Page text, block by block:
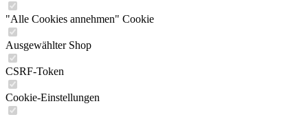
"Alle Cookies annehmen" Cookie
Ausgewählter Shop
CSRF-Token
Cookie-Einstellungen